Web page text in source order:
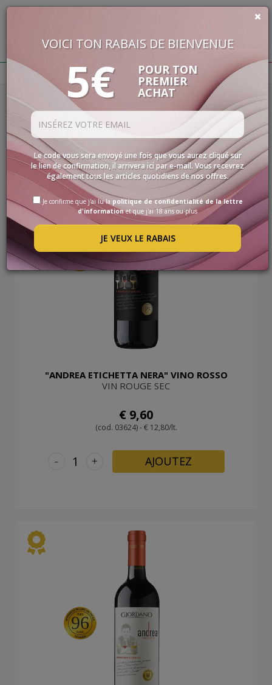
€
LES
SPÉCIALITÉS
SÉLECTIONS
ACCESSOIRES
PROMOS
PROMOTIONS
BLOG
Vins
95
"ANDREA ETICHETTA NERA" VINO ROSSO
VIN ROUGE SEC
€ 9,60
(cod. 03624) - € 12,80/lt.
+
- AJOUTEZ
96
VOICI TON RABAIS DE BIENVENUE
5€ POUR TON
PREMIER
ACHAT
Le code vous sera envoyé une fois que vous aurez cliqué sur
le lien de confirmation, il arrivera ici par e-mail. Vous recevrez
également tous les articles quotidiens de nos offres.
Je confirme que j'ai lu la politique de confidentialité de la lettre
d'informationet que j'ai 18 ans ou plus
JE VEUX LE RABAIS